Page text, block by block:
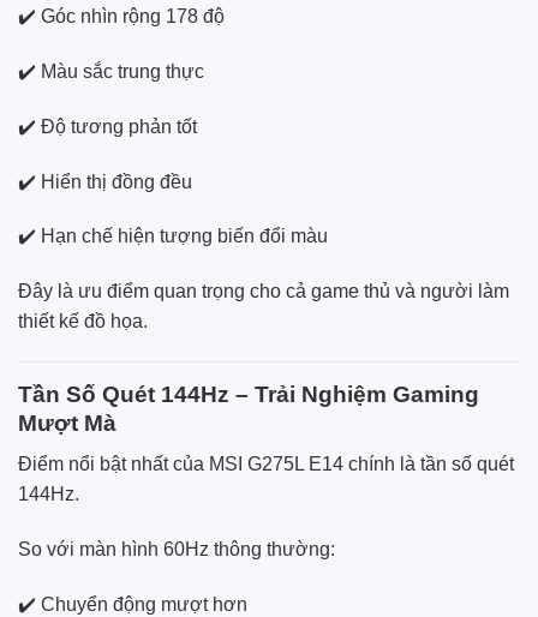
✔️ Góc nhìn rộng 178 độ
✔️ Màu sắc trung thực
✔️ Độ tương phản tốt
✔️ Hiển thị đồng đều
✔️ Hạn chế hiện tượng biến đổi màu
Đây là ưu điểm quan trọng cho cả game thủ và người làm
thiết kế đồ họa.
Tần Số Quét 144Hz – Trải Nghiệm Gaming
Mượt Mà
Điểm nổi bật nhất của MSI G275L E14 chính là tần số quét
144Hz.
So với màn hình 60Hz thông thường:
✔️ Chuyển động mượt hơn